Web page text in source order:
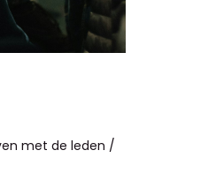
met de leden /